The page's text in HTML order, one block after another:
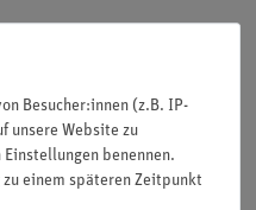
Besucher:innen (z.B. IP-
unsere Website zu
benennen.
einem späteren Zeitpunkt